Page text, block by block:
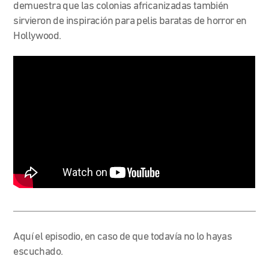
demuestra que las colonias africanizadas también
sirvieron de inspiración para pelis baratas de horror en
Hollywood.
Aquí el episodio, en caso de que todavía no lo hayas
escuchado.